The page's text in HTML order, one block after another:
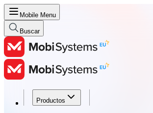
Mobile Menu
Buscar
Productos
Productos